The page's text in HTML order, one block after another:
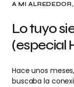
A MI ALREDEDOR
Lo tuyo
(especial
Hace unos
buscaba la